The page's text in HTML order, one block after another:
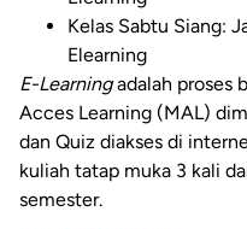
Kelas Sabtu Siang:
Elearning
E-Learningadalah proses
Acces Learning (MAL)
dan Quiz diakses di
kuliah tatap muka 3 kali
semester.